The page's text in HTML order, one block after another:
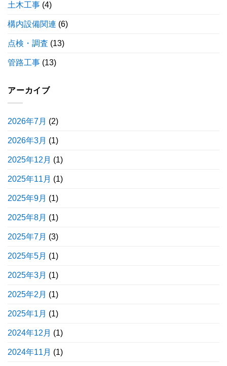
土木工事 (4)
構内設備関連 (6)
点検・調査 (13)
管路工事 (13)
アーカイブ
2026年7月 (2)
2026年3月 (1)
2025年12月 (1)
2025年11月 (1)
2025年9月 (1)
2025年8月 (1)
2025年7月 (3)
2025年5月 (1)
2025年3月 (1)
2025年2月 (1)
2025年1月 (1)
2024年12月 (1)
2024年11月 (1)